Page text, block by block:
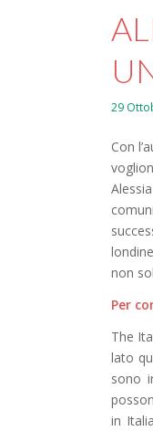
29
Con
non
Per
The
lato
sono
in